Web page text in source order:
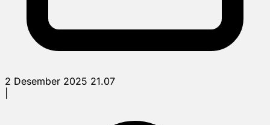
2 Desember 2025 21.07